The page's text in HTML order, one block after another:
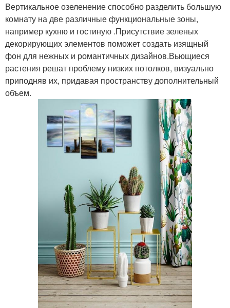
Вертикальное озеленение способно разделить большую
комнату на две различные функциональные зоны,
например кухню и гостиную .Присутствие зеленых
декорирующих элементов поможет создать изящный
фон для нежных и романтичных дизайнов.Вьющиеся
растения решат проблему низких потолков, визуально
приподняв их, придавая пространству дополнительный
объем.